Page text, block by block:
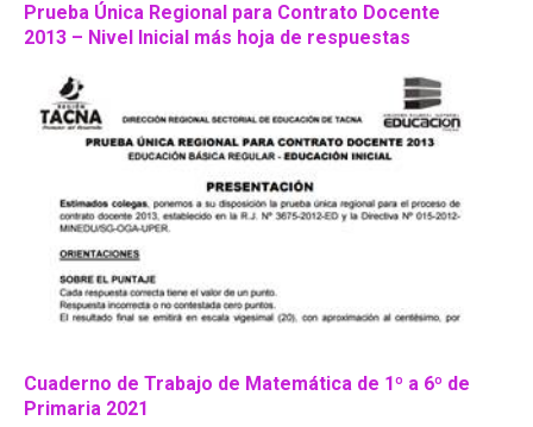
Prueba Única Regional para Contrato Docente
2013 – Nivel Inicial más hoja de respuestas
Cuaderno de Trabajo de Matemática de 1º a 6º de
Primaria 2021